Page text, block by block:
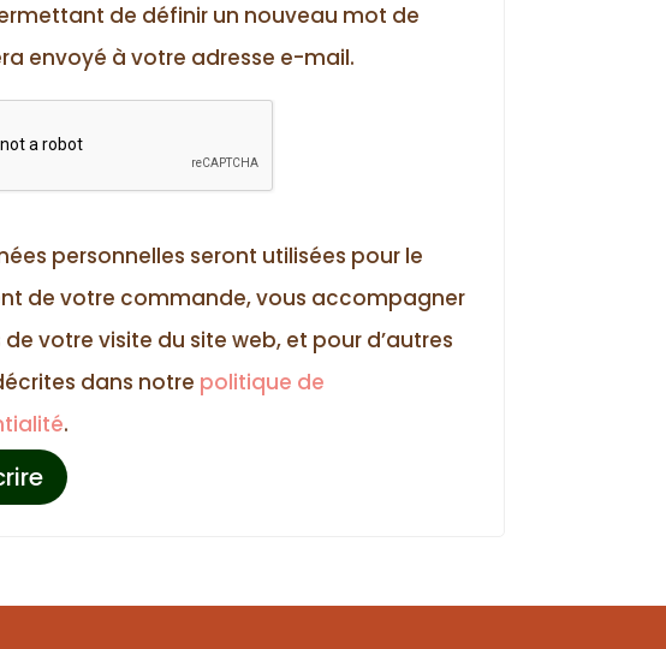
de définir un nouveau mot de
envoyé à votre adresse e-mail.
personnelles seront utilisées pour le
de votre commande, vous accompagner
votre visite du site web, et pour d’autres
dans notre politique de
.